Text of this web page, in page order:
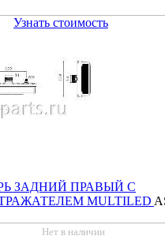
Узнать стоимость
ЗАДНИЙ ПРАВЫЙ С
MULTILED
Нет в наличии